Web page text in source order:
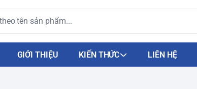
GIỚI THIỆU KIẾN THỨC LIÊN HỆ